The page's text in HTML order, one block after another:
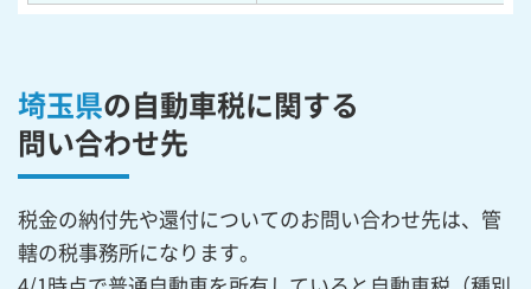
埼玉県の自動車税に関する
問い合わせ先
税金の納付先や還付についてのお問い合わせ先は、管
轄の税事務所になります。